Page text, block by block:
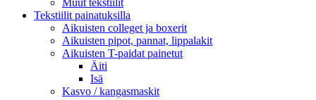
Muut tekstiilit
Tekstiilit painatuksilla
Aikuisten colleget ja boxerit
Aikuisten pipot, pannat, lippalakit
Aikuisten T-paidat painetut
Äiti
Isä
Kasvo / kangasmaskit